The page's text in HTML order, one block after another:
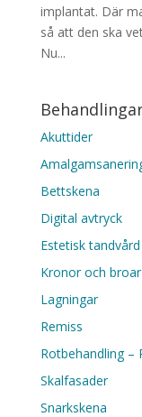
implantat. Där
så att den ska
Nu...
Akuttider
Bettskena
Digital avtryck
Estetisk tandvård
Kronor och broar
Lagningar
Remiss
Rotbehandling –
Skalfasader
Snarkskena